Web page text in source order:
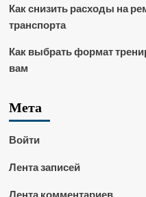
Как снизить расходы на
транспорта
Как выбрать формат
вам
Мета
Войти
Лента записей